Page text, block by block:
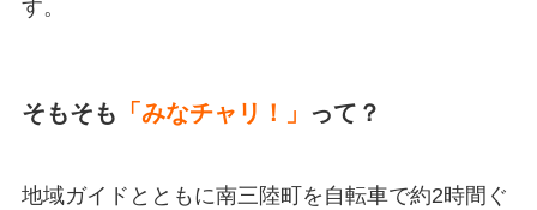
す。
そもそも 「みなチャリ！」 って？
地域ガイドとともに南三陸町を自転車で約2時間ぐ